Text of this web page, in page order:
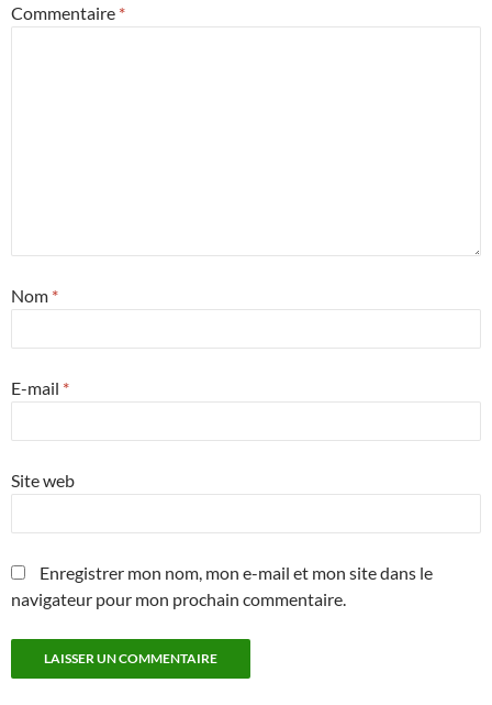
Commentaire *
Nom *
E-mail *
Site web
Enregistrer mon nom, mon e-mail et mon site dans le
navigateur pour mon prochain commentaire.